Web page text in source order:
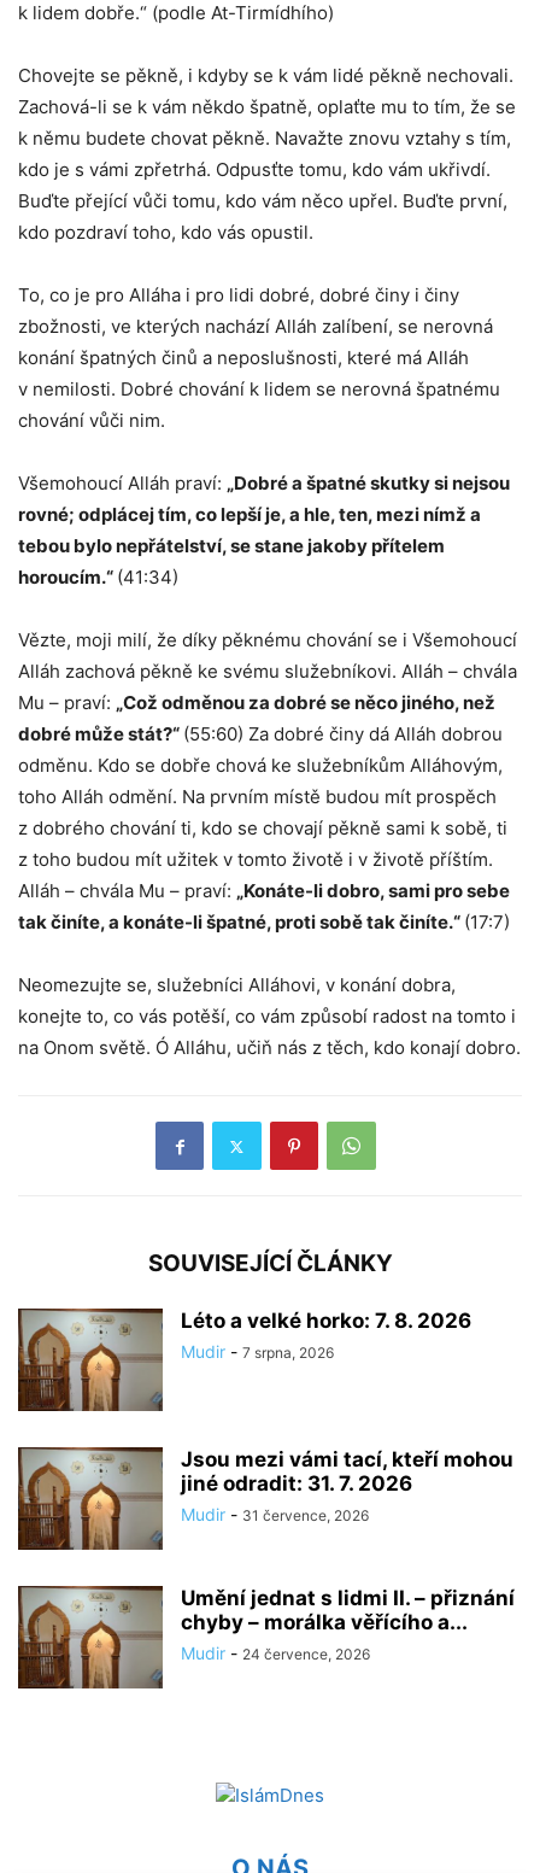
k lidem dobře.“ (podle At-Tirmídhího)
Chovejte se pěkně, i kdyby se k vám lidé pěkně nechovali.
Zachová-li se k vám někdo špatně, oplaťte mu to tím, že se
k němu budete chovat pěkně. Navažte znovu vztahy s tím,
kdo je s vámi zpřetrhá. Odpusťte tomu, kdo vám ukřivdí.
Buďte přející vůči tomu, kdo vám něco upřel. Buďte první,
kdo pozdraví toho, kdo vás opustil.
To, co je pro Alláha i pro lidi dobré, dobré činy i činy
zbožnosti, ve kterých nachází Alláh zalíbení, se nerovná
konání špatných činů a neposlušnosti, které má Alláh
v nemilosti. Dobré chování k lidem se nerovná špatnému
chování vůči nim.
Všemohoucí Alláh praví: „Dobré a špatné skutky si nejsou
rovné; odplácej tím, co lepší je, a hle, ten, mezi nímž a
tebou bylo nepřátelství, se stane jakoby přítelem
horoucím.“ (41:34)
Vězte, moji milí, že díky pěknému chování se i Všemohoucí
Alláh zachová pěkně ke svému služebníkovi. Alláh – chvála
Mu – praví: „Což odměnou za dobré se něco jiného, než
dobré může stát?“ (55:60) Za dobré činy dá Alláh dobrou
odměnu. Kdo se dobře chová ke služebníkům Alláhovým,
toho Alláh odmění. Na prvním místě budou mít prospěch
z dobrého chování ti, kdo se chovají pěkně sami k sobě, ti
z toho budou mít užitek v tomto životě i v životě příštím.
Alláh – chvála Mu – praví: „Konáte-li dobro, sami pro sebe
tak činíte, a konáte-li špatné, proti sobě tak činíte.“ (17:7)
Neomezujte se, služebníci Alláhovi, v konání dobra,
konejte to, co vás potěší, co vám způsobí radost na tomto i
na Onom světě. Ó Alláhu, učiň nás z těch, kdo konají dobro.
SOUVISEJÍCÍ ČLÁNKY
Léto a velké horko: 7. 8. 2026
Mudir - 7 srpna, 2026
Jsou mezi vámi tací, kteří mohou
jiné odradit: 31. 7. 2026
Mudir - 31 července, 2026
Umění jednat s lidmi II. – přiznání
chyby – morálka věřícího a...
Mudir - 24 července, 2026